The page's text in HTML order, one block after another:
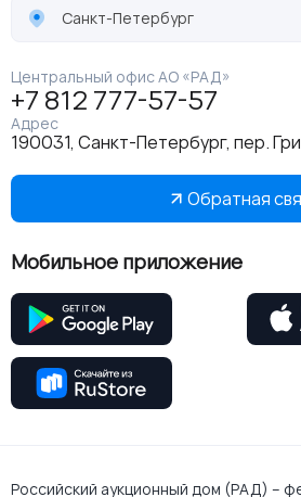
Санкт-Петербург
Центральный офис АО «РАД»
+7 812 777-57-57
Адрес
190031, Санкт-Петербург, пер.
Обратная
Мобильное приложение
Российский аукционный дом (РАД) –